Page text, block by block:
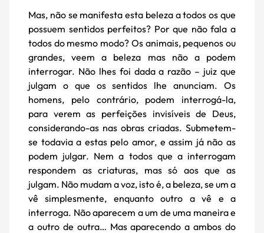
Mas, não se manifesta esta beleza a todos os que
possuem sentidos perfeitos? Por que não fala a
todos do mesmo modo? Os animais, pequenos ou
grandes, veem a beleza mas não a podem
interrogar. Não lhes foi dada a razão – juiz que
julgam o que os sentidos lhe anunciam. Os
homens, pelo contrário, podem interrogá-la,
para verem as perfeições invisíveis de Deus,
considerando-as nas obras criadas. Submetem-
se todavia a estas pelo amor, e assim já não as
podem julgar. Nem a todos que a interrogam
respondem as criaturas, mas só aos que as
julgam. Não mudam a voz, isto é, a beleza, se um a
vê simplesmente, enquanto outro a vê e a
interroga. Não aparecem a um de uma maneira e
a outro de outra… Mas aparecendo a ambos do